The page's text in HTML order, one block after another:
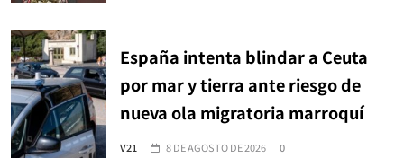
España intenta blindar a Ceuta
por mar y tierra ante riesgo de
nueva ola migratoria marroquí
V21 8 DE AGOSTO DE 2026 0